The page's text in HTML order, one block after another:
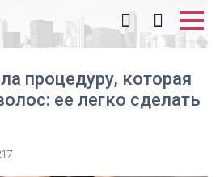
процедуру, которая
ее легко сделать